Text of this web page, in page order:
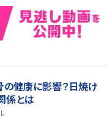
健康に影響？日焼け
係とは